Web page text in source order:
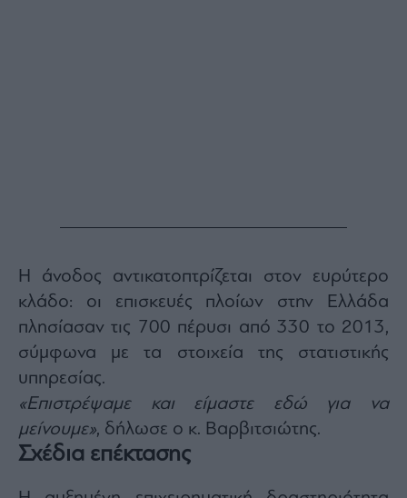
Η άνοδος αντικατοπτρίζεται στον ευρύτερο
κλάδο: οι επισκευές πλοίων στην Ελλάδα
πλησίασαν τις 700 πέρυσι από 330 το 2013,
σύμφωνα με τα στοιχεία της στατιστικής
υπηρεσίας.
«Επιστρέψαμε και είμαστε εδώ για να
μείνουμε», δήλωσε ο κ. Βαρβιτσιώτης.
Σχέδια επέκτασης